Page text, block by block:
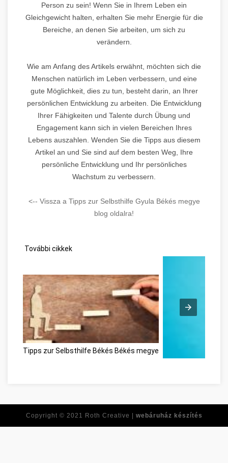
Person zu sein! Wenn Sie in Ihrem Leben ein
Gleichgewicht halten, erhalten Sie mehr Energie für die
Bereiche, an denen Sie arbeiten, um sich zu
verändern.
Wie am Anfang des Artikels erwähnt, möchten sich die
Menschen natürlich im Leben verbessern, und eine
gute Möglichkeit, dies zu tun, besteht darin, an Ihrer
persönlichen Entwicklung zu arbeiten. Die Entwicklung
Ihrer Fähigkeiten und Talente durch Übung und
Engagement kann sich in vielen Bereichen Ihres
Lebens auszahlen. Wenden Sie die Tipps aus diesem
Artikel an und Sie sind auf dem besten Weg, Ihre
persönliche Entwicklung und Ihr persönliches
Wachstum zu verbessern.
<-- Vissza a Tipps zur Selbsthilfe Gyula Békés megye
blog oldalra!
További cikkek
Tipps zur Selbsthilfe Békés Békés megye
Copyright © 2021 Roth Creative | webáruház készítés